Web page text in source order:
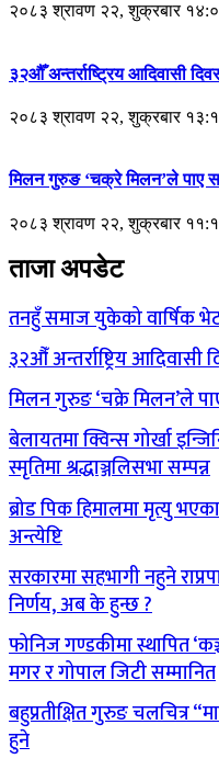
२०८३ श्रावण २२, शुक्रबार
३२औँ अन्तर्राष्ट्रिय आदिवासी
२०८३ श्रावण २२, शुक्रबार
मिलन गुरुङ ‘चक्रे मिलन’ले पाए
२०८३ श्रावण २२, शुक्रबार
ताजा अपडेट
तनहुँ समाज युकेको वार्षिक
३२औँ अन्तर्राष्ट्रिय आदिवासी
मिलन गुरुङ ‘चक्रे मिलन’ले
बेलायतमा क्विन्स गोर्खा
स्मृतिमा श्रद्धाञ्जलिसभा सम्पन्न
ब्रोड पिक हिमालमा मृत्यु
अन्त्येष्टि
सरकारमा सहभागी नहुने
निर्णय, अब के हुन्छ ?
फोनिज गण्डकीमा स्थापित
मगर र गोपाल जिटी सम्मानित
बहुप्रतीक्षित गुरुङ चलचित्र
हुने